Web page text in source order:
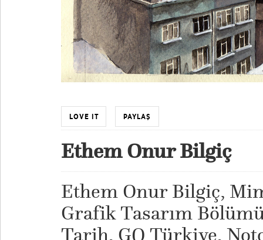
LOVE IT PAYLAŞ
Ethem Onur Bilgiç
Ethem Onur Bilgiç,
Grafik Tasarım
Tarih, GQ Türkiye,